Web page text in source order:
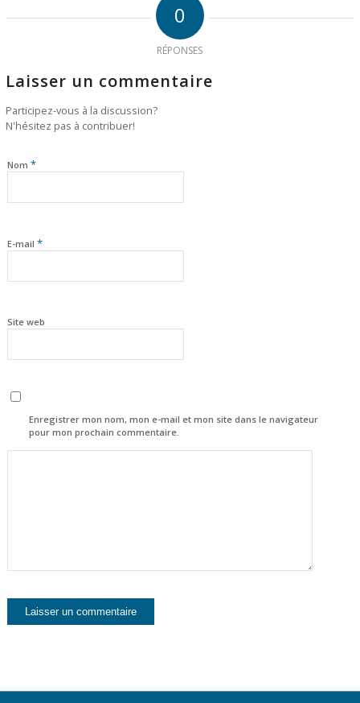
0
RÉPONSES
Laisser un commentaire
Participez-vous à la discussion?
N'hésitez pas à contribuer!
Nom *
E-mail *
Site web
Enregistrer mon nom, mon e-mail et mon site dans le navigateur
pour mon prochain commentaire.